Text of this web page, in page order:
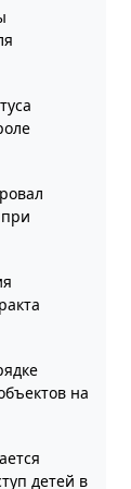
на
детей в